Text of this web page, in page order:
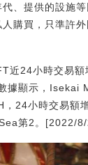
、提供的設施
人購買，只準許
近24小時交易額
據顯示，Isekai
24小時交易額
第2。[2022/